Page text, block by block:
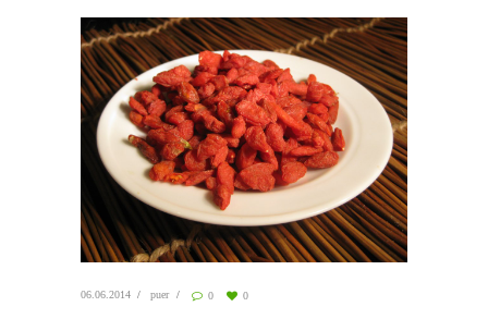
06.06.2014 puer 0 0